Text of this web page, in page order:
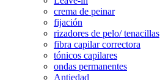
crema de peinar
fijación
rizadores de pelo/ tenacillas
fibra capilar correctora
tónicos capilares
ondas permanentes
Antiedad